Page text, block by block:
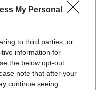
My Personal
to third parties, or
information for
the below opt-out
note that after your
continue seeing
luxe
Zuidas
indruk achter bij
Ajax: waar zijn de